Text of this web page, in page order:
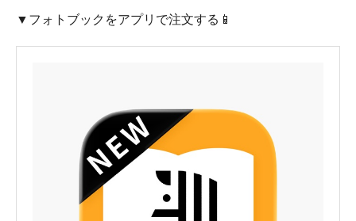
▼フォトブックをアプリで注文する📱